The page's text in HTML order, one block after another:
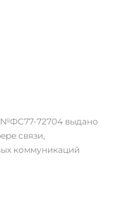
№ФС77-72704 выдано
связи,
коммуникаций